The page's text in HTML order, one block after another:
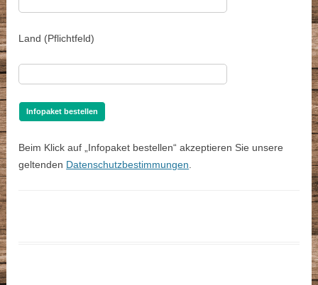
Land (Pflichtfeld)
Beim Klick auf „Infopaket bestellen“ akzeptieren Sie unsere
geltenden Datenschutzbestimmungen.